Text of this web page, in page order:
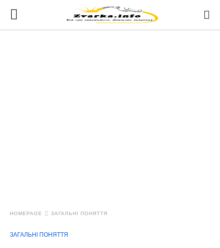
HOMEPAGE ЗАГАЛЬНІ ПОНЯТТЯ
ЗАГАЛЬНІ ПОНЯТТЯ